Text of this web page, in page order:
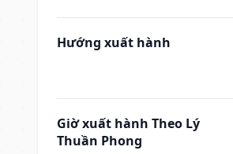
Hướng xuất hành
Giờ xuất hành Theo Lý
Thuần Phong